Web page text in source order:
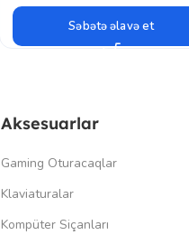
Səbətə əlavə et
Aksesuarlar
Gaming Oturacaqlar
Klaviaturalar
Kompüter Siçanları